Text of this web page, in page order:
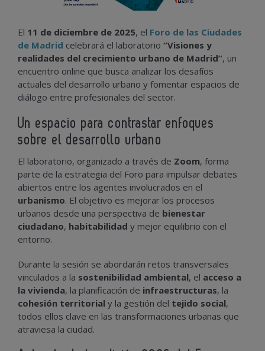
El 11 de diciembre de 2025, el Foro de las Ciudades
de Madrid celebrará el laboratorio “Visiones y
realidades del crecimiento urbano de Madrid”, un
encuentro online que busca analizar los desafíos
actuales del desarrollo urbano y fomentar espacios de
diálogo entre profesionales del sector.
Un espacio para contrastar enfoques
sobre el desarrollo urbano
El laboratorio, organizado a través de Zoom, forma
parte de la estrategia del Foro para impulsar debates
abiertos entre los agentes involucrados en el
urbanismo. El objetivo es mejorar los procesos
urbanos desde una perspectiva de bienestar
ciudadano, habitabilidad y mejor equilibrio con el
entorno.
Durante la sesión se abordarán retos transversales
vinculados a la sostenibilidad ambiental, el acceso a
la vivienda, la planificación de infraestructuras, la
cohesión territorial y la gestión del tejido social,
todos ellos clave en las transformaciones urbanas que
atraviesa la ciudad.